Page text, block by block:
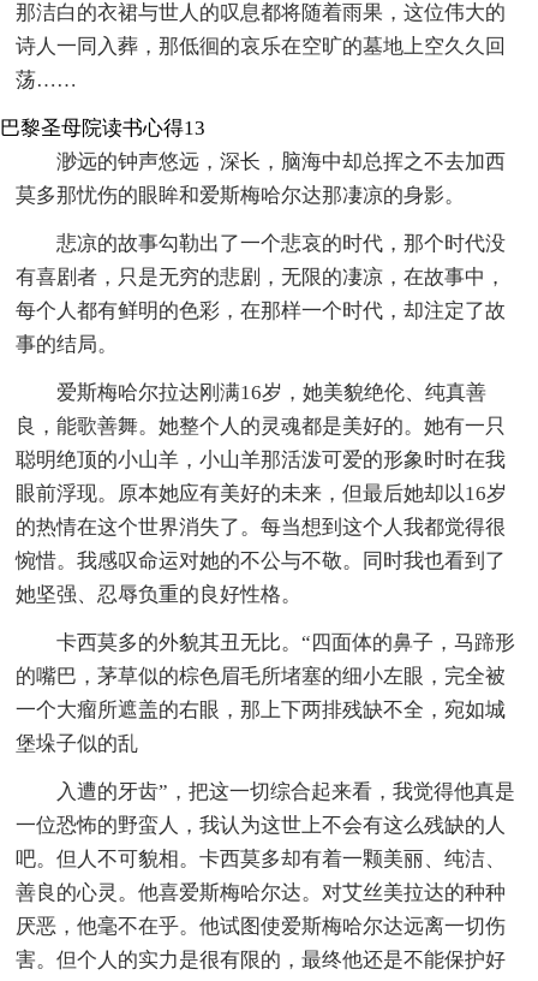
那洁白的衣裙与世人的叹息都将随着雨果，这位伟大的
诗人一同入葬，那低徊的哀乐在空旷的墓地上空久久回
荡……
巴黎圣母院读书心得13
渺远的钟声悠远，深长，脑海中却总挥之不去加西
莫多那忧伤的眼眸和爱斯梅哈尔达那凄凉的身影。
悲凉的故事勾勒出了一个悲哀的时代，那个时代没
有喜剧者，只是无穷的悲剧，无限的凄凉，在故事中，
每个人都有鲜明的色彩，在那样一个时代，却注定了故
事的结局。
爱斯梅哈尔拉达刚满16岁，她美貌绝伦、纯真善
良，能歌善舞。她整个人的灵魂都是美好的。她有一只
聪明绝顶的小山羊，小山羊那活泼可爱的形象时时在我
眼前浮现。原本她应有美好的未来，但最后她却以16岁
的热情在这个世界消失了。每当想到这个人我都觉得很
惋惜。我感叹命运对她的不公与不敬。同时我也看到了
她坚强、忍辱负重的良好性格。
卡西莫多的外貌其丑无比。“四面体的鼻子，马蹄形
的嘴巴，茅草似的棕色眉毛所堵塞的细小左眼，完全被
一个大瘤所遮盖的右眼，那上下两排残缺不全，宛如城
堡垛子似的乱
入遭的牙齿”，把这一切综合起来看，我觉得他真是
一位恐怖的野蛮人，我认为这世上不会有这么残缺的人
吧。但人不可貌相。卡西莫多却有着一颗美丽、纯洁、
善良的心灵。他喜爱斯梅哈尔达。对艾丝美拉达的种种
厌恶，他毫不在乎。他试图使爱斯梅哈尔达远离一切伤
害。但个人的实力是很有限的，最终他还是不能保护好